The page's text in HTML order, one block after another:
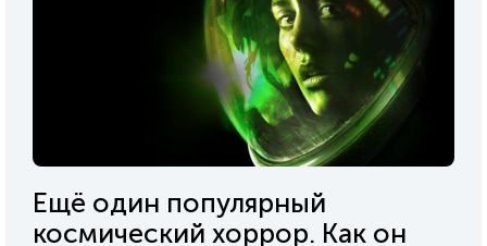
Ещё один популярный
космический хоррор. Как он